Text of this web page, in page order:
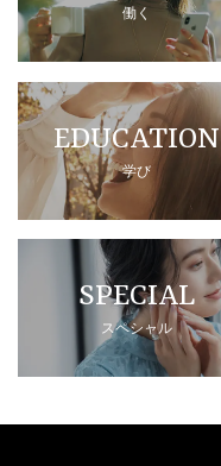
働く
EDUCATION
学び
SPECIAL
スペシャル